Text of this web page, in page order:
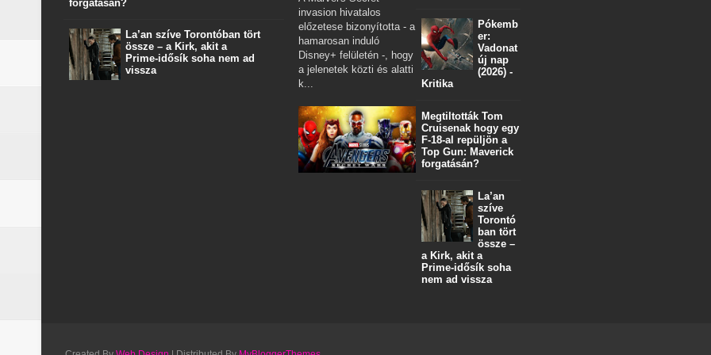
forgatásán?
La’an szíve Torontóban tört
össze – a Kirk, akit a
Prime‑idősík soha nem ad
vissza
Pókemb
er:
Vadonat
új nap
(2026) -
Kritika
Megtiltották Tom
Cruisenak hogy egy
F-18-al repüljön a
Top Gun: Maverick
forgatásán?
La’an
szíve
Torontó
ban tört
össze –
a Kirk, akit a
Prime‑idősík soha
nem ad vissza
invasion hivatalos
előzetese bizonyította - a
hamarosan induló
Disney+ felületén -, hogy
a jelenetek közti és alatti
k...